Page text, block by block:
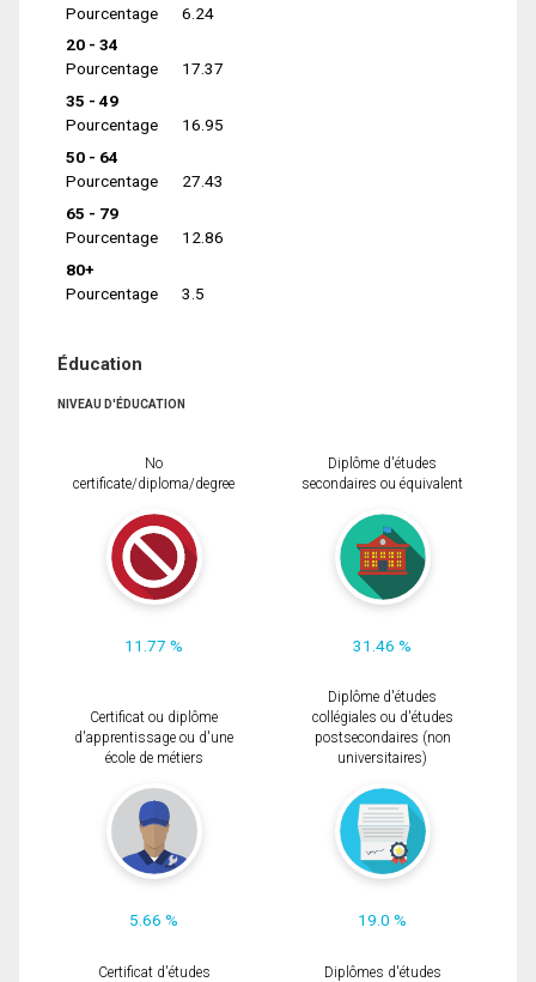
Pourcentage
6.24
20 - 34
Pourcentage
17.37
35 - 49
Pourcentage
16.95
50 - 64
Pourcentage
27.43
65 - 79
Pourcentage
12.86
80+
Pourcentage
3.5
Éducation
NIVEAU D'ÉDUCATION
No
certificate/diploma/degree
11.77 %
Diplôme d'études
secondaires ou équivalent
31.46 %
Certificat ou diplôme
d'apprentissage ou d'une
école de métiers
5.66 %
Diplôme d'études
collégiales ou d'études
postsecondaires (non
universitaires)
19.0 %
Certificat d'études
Diplômes d'études